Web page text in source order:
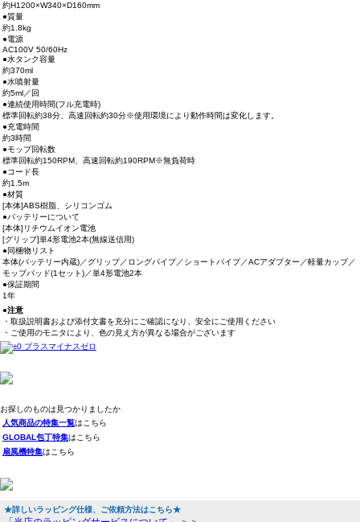
約H1200×W340×D160mm
●質量
約1.8kg
●電源
AC100V 50/60Hz
●水タンク容量
約370ml
●水噴射量
約5ml／回
●連続使用時間(フル充電時)
標準回転約38分、高速回転約30分※使用環境により動作時間は変化します。
●充電時間
約3時間
●モップ回転数
標準回転約150RPM、高速回転約190RPM※無負荷時
●コード長
約1.5m
●材質
[本体]ABS樹脂、シリコンゴム
●バッテリーについて
[本体]リチウムイオン電池
[グリップ]単4形電池2本(無線送信用)
●同梱物リスト
本体(バッテリー内蔵)／グリップ／ロングパイプ／ショートパイプ／ACアダプター／軽量カップ／
モップパッド(1セット)／単4形電池2本
●保証期間
1年
●注意
・取扱説明書および添付文書を充分にご確認になり、安全にご使用ください
・ご使用のモニタにより、色の見え方が異なる場合がございます
お探しのものは見つかりましたか
人気商品の特集一覧はこちら
GLOBAL包丁特集はこちら
扇風機特集はこちら
★詳しいラッピング仕様、ご依頼方法はこちら★